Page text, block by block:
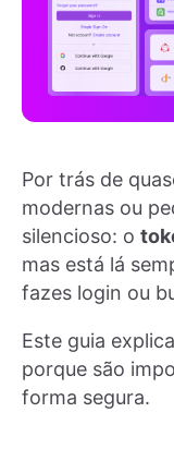
Por trás de
modernas ou
silencioso: o
mas está lá
fazes login ou
Este guia
porque são
forma segura.